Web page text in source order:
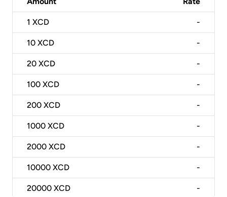
1 XCD -
10 XCD -
20 XCD -
100 XCD -
200 XCD -
1000 XCD -
2000 XCD -
10000 XCD -
20000 XCD -